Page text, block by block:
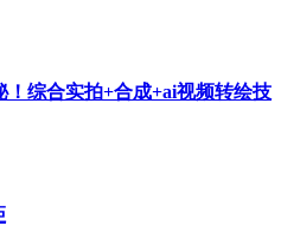
！综合实拍+合成+ai视频转绘技